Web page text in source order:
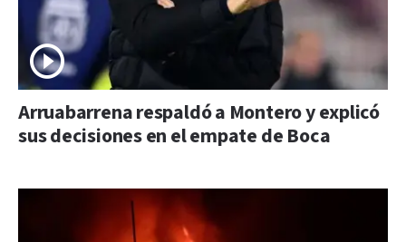
Arruabarrena respaldó a Montero y explicó
sus decisiones en el empate de Boca